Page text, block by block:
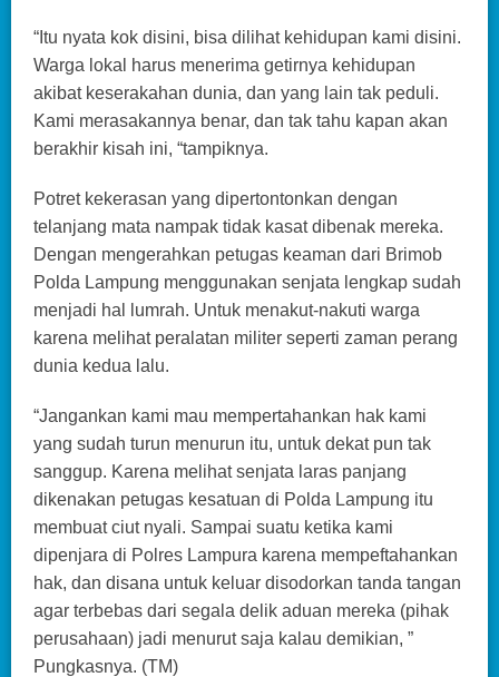
“Itu nyata kok disini, bisa dilihat kehidupan kami disini.
Warga lokal harus menerima getirnya kehidupan
akibat keserakahan dunia, dan yang lain tak peduli.
Kami merasakannya benar, dan tak tahu kapan akan
berakhir kisah ini, “tampiknya.
Potret kekerasan yang dipertontonkan dengan
telanjang mata nampak tidak kasat dibenak mereka.
Dengan mengerahkan petugas keaman dari Brimob
Polda Lampung menggunakan senjata lengkap sudah
menjadi hal lumrah. Untuk menakut-nakuti warga
karena melihat peralatan militer seperti zaman perang
dunia kedua lalu.
“Jangankan kami mau mempertahankan hak kami
yang sudah turun menurun itu, untuk dekat pun tak
sanggup. Karena melihat senjata laras panjang
dikenakan petugas kesatuan di Polda Lampung itu
membuat ciut nyali. Sampai suatu ketika kami
dipenjara di Polres Lampura karena mempeftahankan
hak, dan disana untuk keluar disodorkan tanda tangan
agar terbebas dari segala delik aduan mereka (pihak
perusahaan) jadi menurut saja kalau demikian, ”
Pungkasnya. (TM)